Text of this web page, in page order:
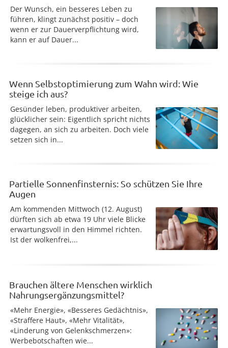
Der Wunsch, ein besseres Leben zu
führen, klingt zunächst positiv – doch
wenn er zur Dauerverpflichtung wird,
kann er auf Dauer...
Wenn Selbstoptimierung zum Wahn wird: Wie
steige ich aus?
Gesünder leben, produktiver arbeiten,
glücklicher sein: Eigentlich spricht nichts
dagegen, an sich zu arbeiten. Doch viele
setzen sich in...
Partielle Sonnenfinsternis: So schützen Sie Ihre
Augen
Am kommenden Mittwoch (12. August)
dürften sich ab etwa 19 Uhr viele Blicke
erwartungsvoll in den Himmel richten.
Ist der wolkenfrei,...
Brauchen ältere Menschen wirklich
Nahrungsergänzungsmittel?
«Mehr Energie», «Besseres Gedächtnis»,
«Straffere Haut», «Mehr Vitalität»,
«Linderung von Gelenkschmerzen»:
Werbebotschaften wie...